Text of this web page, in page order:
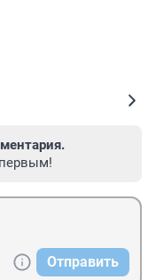
Отправить